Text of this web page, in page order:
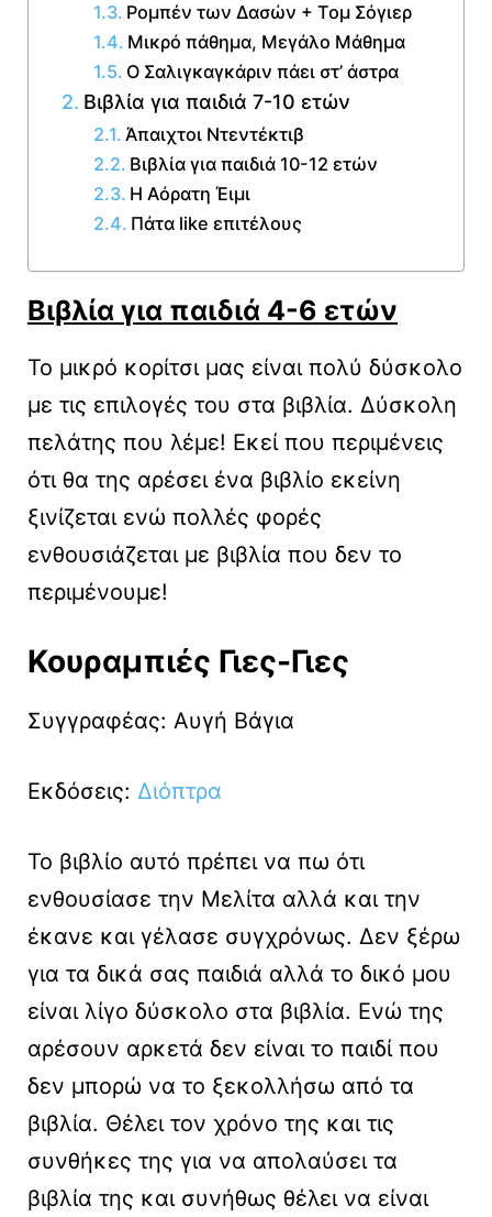
Ρομπέν των Δασών + Τομ Σόγιερ
Μικρό πάθημα, Μεγάλο Μάθημα
Ο Σαλιγκαγκάριν πάει στ’ άστρα
Βιβλία για παιδιά 7-10 ετών
Άπαιχτοι Ντεντέκτιβ
Βιβλία για παιδιά 10-12 ετών
Η Αόρατη Έιμι
Πάτα like επιτέλους
Βιβλία για παιδιά 4-6 ετών
Το μικρό κορίτσι μας είναι πολύ δύσκολο
με τις επιλογές του στα βιβλία. Δύσκολη
πελάτης που λέμε! Εκεί που περιμένεις
ότι θα της αρέσει ένα βιβλίο εκείνη
ξινίζεται ενώ πολλές φορές
ενθουσιάζεται με βιβλία που δεν το
περιμένουμε!
Κουραμπιές Γιες-Γιες
Συγγραφέας: Αυγή Βάγια
Εκδόσεις: Διόπτρα
To βιβλίο αυτό πρέπει να πω ότι
ενθουσίασε την Μελίτα αλλά και την
έκανε και γέλασε συγχρόνως. Δεν ξέρω
για τα δικά σας παιδιά αλλά το δικό μου
είναι λίγο δύσκολο στα βιβλία. Ενώ της
αρέσουν αρκετά δεν είναι το παιδί που
δεν μπορώ να το ξεκολλήσω από τα
βιβλία. Θέλει τον χρόνο της και τις
συνθήκες της για να απολαύσει τα
βιβλία της και συνήθως θέλει να είναι